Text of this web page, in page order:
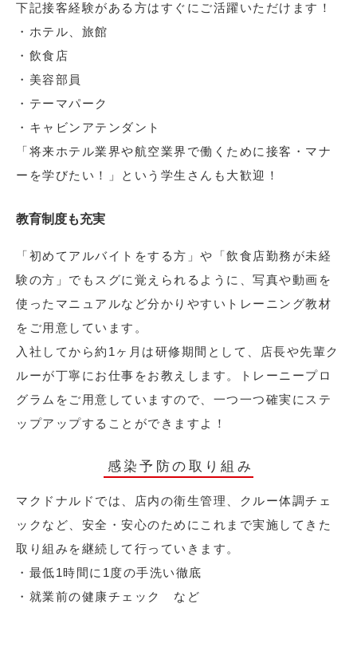
下記接客経験がある方はすぐにご活躍いただけます！
・ホテル、旅館
・飲食店
・美容部員
・テーマパーク
・キャビンアテンダント
「将来ホテル業界や航空業界で働くために接客・マナ
ーを学びたい！」という学生さんも大歓迎！
教育制度も充実
「初めてアルバイトをする方」や「飲食店勤務が未経
験の方」でもスグに覚えられるように、写真や動画を
使ったマニュアルなど分かりやすいトレーニング教材
をご用意しています。
入社してから約1ヶ月は研修期間として、店長や先輩ク
ルーが丁寧にお仕事をお教えします。トレーニープロ
グラムをご用意していますので、一つ一つ確実にステ
ップアップすることができますよ！
感染予防の取り組み
マクドナルドでは、店内の衛生管理、クルー体調チェ
ックなど、安全・安心のためにこれまで実施してきた
取り組みを継続して行っていきます。
・最低1時間に1度の手洗い徹底
・就業前の健康チェック など